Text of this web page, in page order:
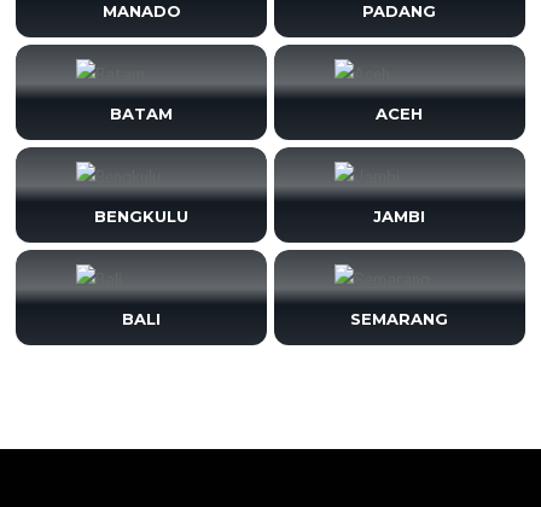
MANADO PADANG
BATAM ACEH
BENGKULU JAMBI
BALI SEMARANG